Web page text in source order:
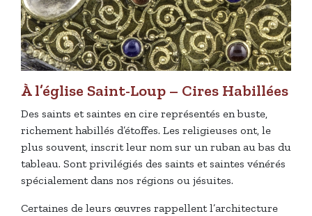
À l’église Saint-Loup – Cires Habillées
Des saints et saintes en cire représentés en buste,
richement habillés d’étoffes. Les religieuses ont, le
plus souvent, inscrit leur nom sur un ruban au bas du
tableau. Sont privilégiés des saints et saintes vénérés
spécialement dans nos régions ou jésuites.
Certaines de leurs œuvres rappellent l’architecture